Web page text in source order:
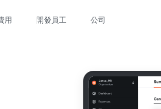
用 開發員工 公司